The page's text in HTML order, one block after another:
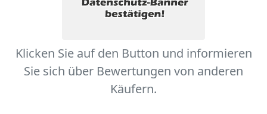
Klicken Sie auf den Button und informieren
Sie sich über Bewertungen von anderen
Käufern.